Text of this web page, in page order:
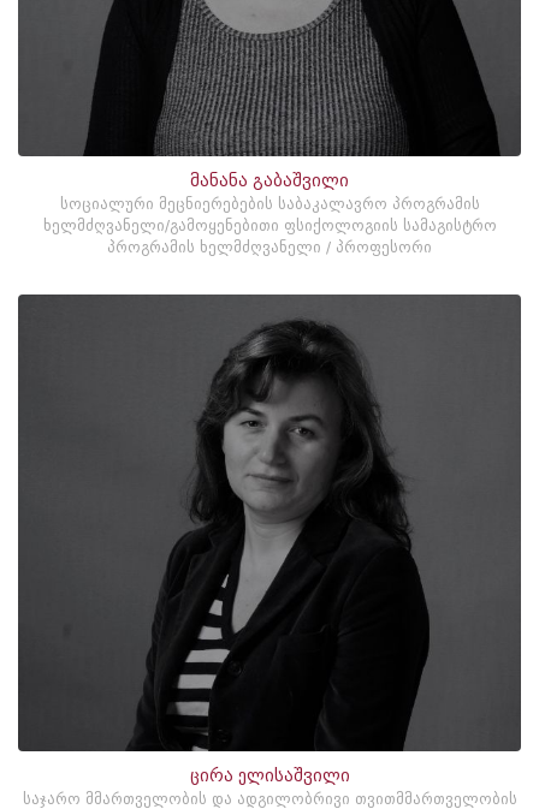
მანანა გაბაშვილი
სოციალური მეცნიერებების საბაკალავრო პროგრამის
ხელმძღვანელი/გამოყენებითი ფსიქოლოგიის სამაგისტრო
პროგრამის ხელმძღვანელი / პროფესორი
ცირა ელისაშვილი
საჯარო მმართველობის და ადგილობრივი თვითმმართველობის